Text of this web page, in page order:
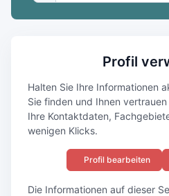
Profil
Halten Sie Ihre Informationen
Sie finden und Ihnen
Ihre Kontaktdaten,
wenigen Klicks.
Profil bearbeiten
Die Informationen auf dieser